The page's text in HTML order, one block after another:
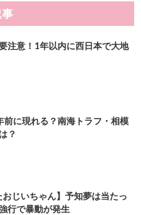
注意！1年以内に西日本で大地
に現れる？南海トラフ・相模
？
おじいちゃん】予知夢は当たっ
行で暴動が発生